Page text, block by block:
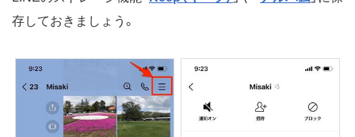
存しておきましょう。